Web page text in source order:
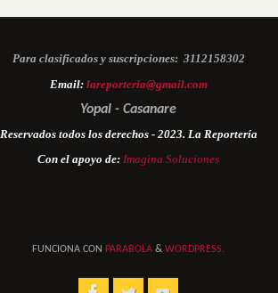
Para clasificados y suscripciones: 3112158302
Email: lareporteria@gmail.com
Yopal - Casanare
Reservados todos los derechos - 2023. La Reportería
Con el apoyo de: Imagina Soluciones
FUNCIONA CON PARABOLA & WORDPRESS.